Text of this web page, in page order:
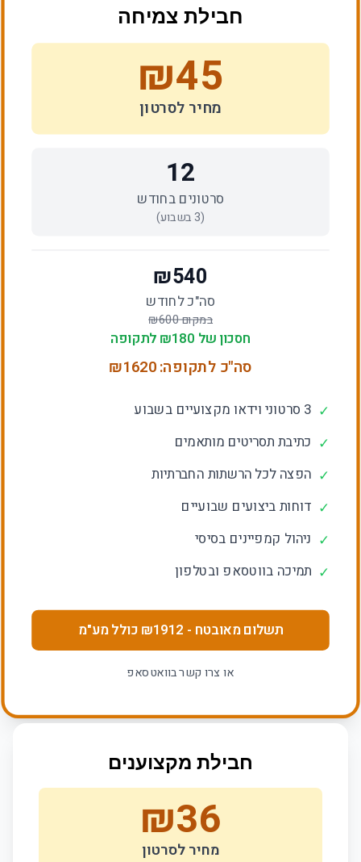
חבילת צמיחה
₪45
מחיר לסרטון
12
סרטונים בחודש
(
3בשבוע)
₪540
סה"כ לחודש
במקום ₪600
חסכון של ₪ 180 לתקופה
סה"כ לתקופה: ₪1620
✓ 3 סרטוני וידאו מקצועיים בשבוע
✓ כתיבת תסריטים מותאמים
✓ הפצה לכל הרשתות החברתיות
✓ דוחות ביצועים שבועיים
✓ ניהול קמפיינים בסיסי
✓ תמיכה בווטסאפ ובטלפון
תשלום מאובטח - ₪
1912 כולל מע"מ
או צרו קשר בוואטסאפ
חבילת מקצוענים
₪36
מחיר לסרטון